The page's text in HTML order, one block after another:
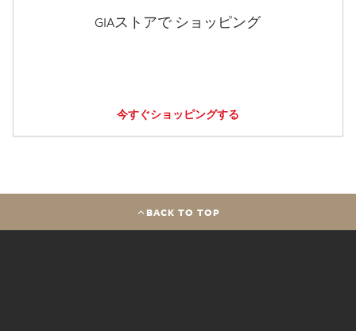
GIAストアで ショッピング
今すぐショッピングする
BACK TO TOP